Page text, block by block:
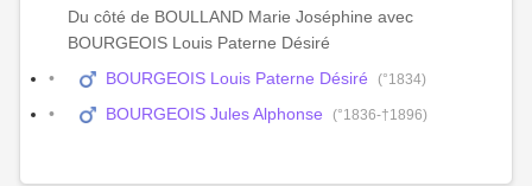
Du côté de BOULLAND Marie Joséphine avec
BOURGEOIS Louis Paterne Désiré
BOURGEOIS Louis Paterne Désiré
(°1834)
BOURGEOIS Jules Alphonse (°1836-†1896)